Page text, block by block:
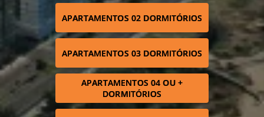
APARTAMENTOS 02 DORMITÓRIOS
APARTAMENTOS 03 DORMITÓRIOS
APARTAMENTOS 04 OU +
DORMITÓRIOS